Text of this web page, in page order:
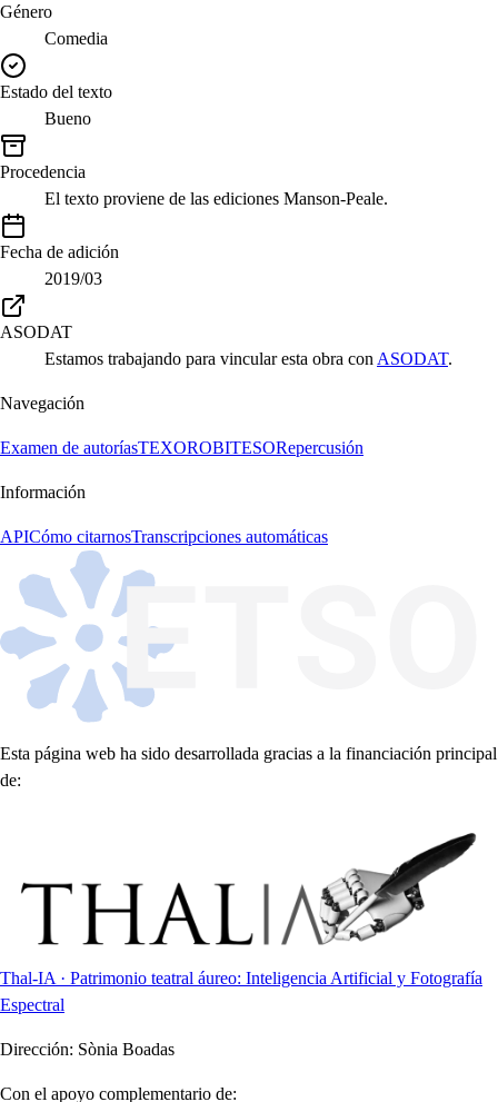
Género
Comedia
Estado del texto
Bueno
Procedencia
El texto proviene de las ediciones Manson-Peale.
Fecha de adición
2019/03
ASODAT
Estamos trabajando para vincular esta obra con ASODAT.
Navegación
Examen de autoríasTEXOROBITESORepercusión
Información
APICómo citarnosTranscripciones automáticas
Esta página web ha sido desarrollada gracias a la financiación principal
de:
Thal-IA · Patrimonio teatral áureo: Inteligencia Artificial y Fotografía
Espectral
Dirección: Sònia Boadas
Con el apoyo complementario de: